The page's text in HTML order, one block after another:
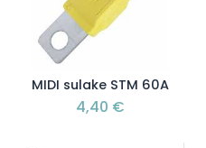
MIDI sulake STM 60A
4,40 €